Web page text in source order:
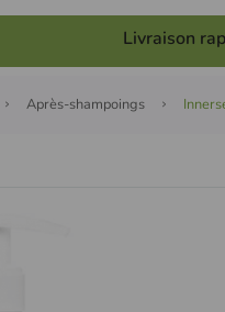
Livraison
Après-shampoings